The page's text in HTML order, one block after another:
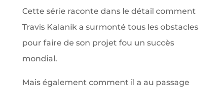
Cette série raconte dans le détail comment
Travis Kalanik a surmonté tous les obstacles
pour faire de son projet fou un succès
mondial.
Mais également comment il a au passage